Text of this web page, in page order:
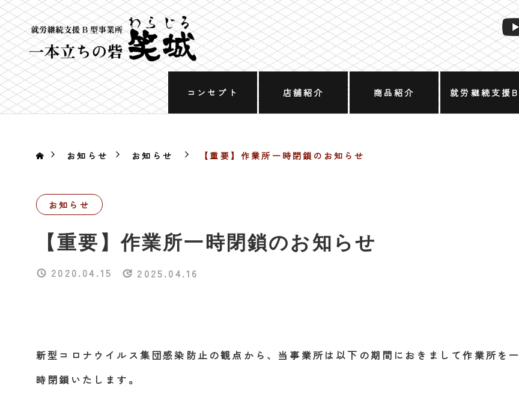
コンセプト 店舗紹介 商品紹介 就労継続支援B
お知らせ お知らせ 【重要】作業所一時閉鎖のお知らせ
お知らせ
【重要】作業所一時閉鎖のお知らせ
2020.04.15 2025.04.16
新型コロナウイルス集団感染防止の観点から、当事業所は以下の期間におきまして作業所を一
時閉鎖いたします。